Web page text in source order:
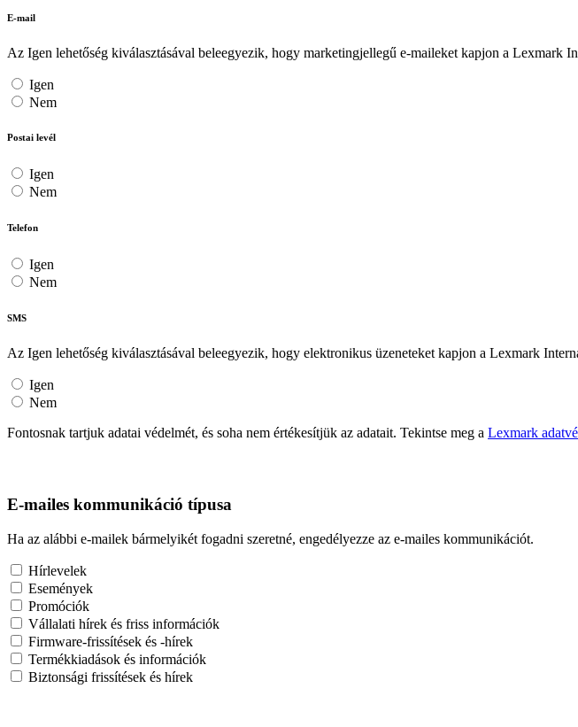
E-mail
Az Igen lehetőség kiválasztásával beleegyezik, hogy marketingjellegű e-maileket kapjon a Lexmark
Igen
Nem
Postai levél
Igen
Nem
Telefon
Igen
Nem
SMS
Az Igen lehetőség kiválasztásával beleegyezik, hogy elektronikus üzeneteket kapjon a Lexmark
Igen
Nem
Fontosnak tartjuk adatai védelmét, és soha nem értékesítjük az adatait. Tekintse meg a Lexmark
E-mailes kommunikáció típusa
Ha az alábbi e-mailek bármelyikét fogadni szeretné, engedélyezze az e-mailes kommunikációt.
Hírlevelek
Események
Promóciók
Vállalati hírek és friss információk
Firmware-frissítések és -hírek
Termékkiadások és információk
Biztonsági frissítések és hírek